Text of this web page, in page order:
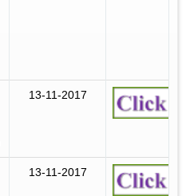
13-11-2017
13-11-2017